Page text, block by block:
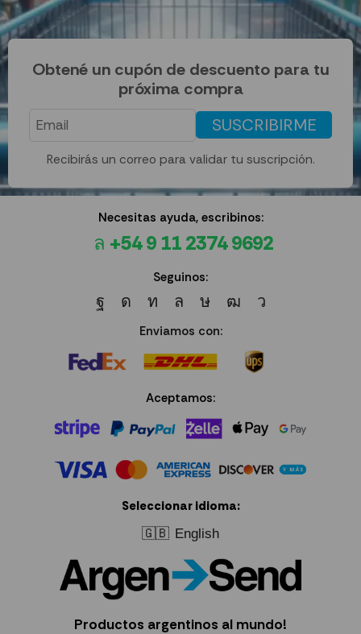
Obtené un cupón de descuento para tu
próxima compra
SUSCRIBIRME
Recibirás un correo para validar tu suscripción.
Necesitas ayuda, escribinos:
+54 9 11 2374 9692
Seguinos:
Enviamos con:
Aceptamos:
Seleccionar idioma:
🇬🇧 English
Productos argentinos al mundo!